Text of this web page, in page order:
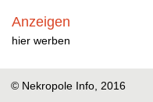
Anzeigen
hier werben
© Nekropole Info, 2016